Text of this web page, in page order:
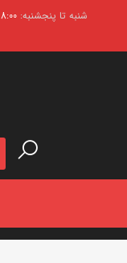
شنبه تا پنجشنبه:8:00 صبح - 5:30 ظهر